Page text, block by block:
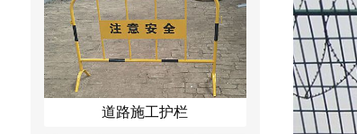
道路施工护栏